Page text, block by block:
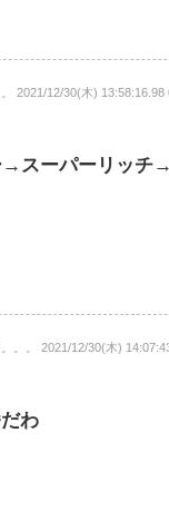
2021/12/30(木) 13:58:16.98
→スーパーリッ
。。。 2021/12/30(木)
わ